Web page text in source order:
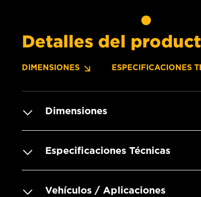
Detalles del
DIMENSIONES ESPECIFICACIONES
Dimensiones
Especificaciones Técnicas
Vehículos / Aplicaciones